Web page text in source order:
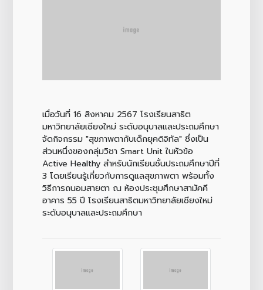
เมื่อวันที่ 16 สิงหาคม 2567 โรงเรียนสาธิต
มหาวิทยาลัยเชียงใหม่ ระดับอนุบาลและประถมศึกษา
จัดกิจกรรม "สุขภาพตากับเด็กยุคดิจิทัล" ซึ่งเป็น
ส่วนหนึ่งของกลุ่มวิชา Smart Unit ในหัวข้อ
Active Healthy สำหรับนักเรียนชั้นประถมศึกษาปีที่
3 โดยเรียนรู้เกี่ยวกับการดูแลสุขภาพตา พร้อมทั้ง
วิธีการถนอมสายตา ณ ห้องประชุมศึกษาสามัคคี
อาคาร 55 ปี โรงเรียนสาธิตมหาวิทยาลัยเชียงใหม่
ระดับอนุบาลและประถมศึกษา